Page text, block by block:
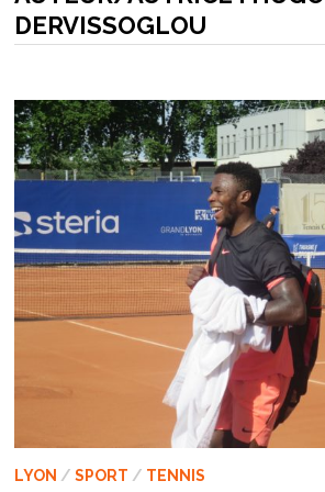
DERVISSOGLOU
LYON / SPORT / TENNIS